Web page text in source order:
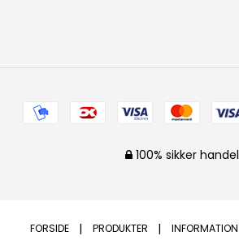
100% sikker handel
FORSIDE PRODUKTER INFORMATION